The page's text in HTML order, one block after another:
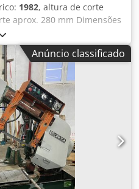
1982, altura de corte
aprox. 280 mm Dimensões
mm
Super 282 construído em
da lâmina aprox. 440
Cedpfx Aevwfc Hsnkorf
lubrificação móvel
necessário aprox. 1500 mm
armazenamento 97447
desembalado Entrega
sem garantia e
Anúncio classificado